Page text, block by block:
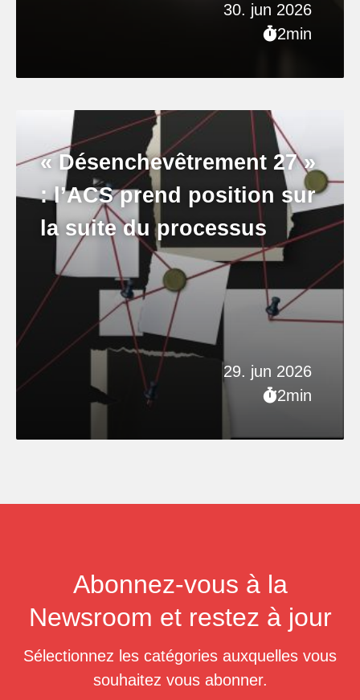
30. jun 2026
2min
29. jun 2026
2min
« Désenchevêtrement 27 »
: l’ACS prend position sur
la suite du processus
Abonnez-vous à la
Newsroom et restez à jour
Sélectionnez les catégories auxquelles vous
souhaitez vous abonner.